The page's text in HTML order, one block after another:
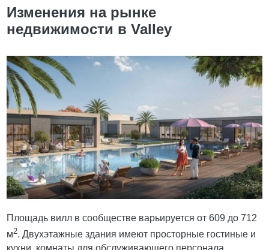
Изменения на рынке
недвижимости в Valley
Площадь вилл в сообществе варьируется от 609 до 712
м2. Двухэтажные здания имеют просторные гостиные и
кухни, комнаты для обслуживающего персонала,